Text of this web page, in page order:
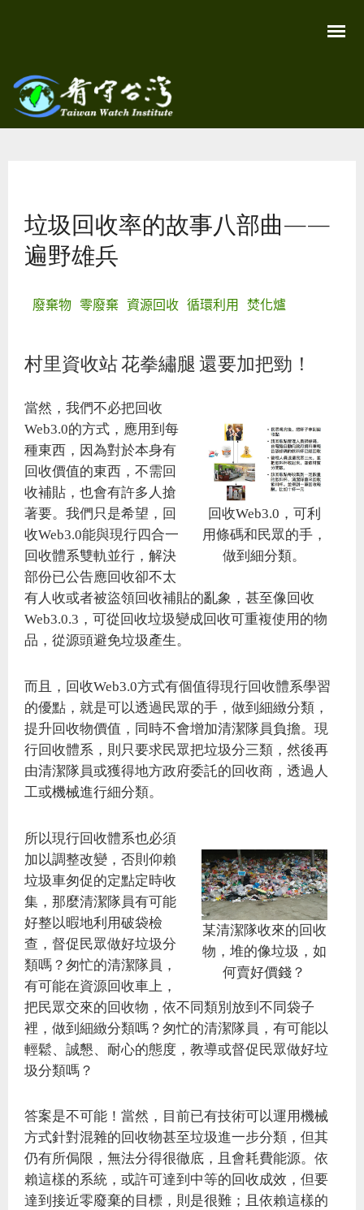
容
Watch
垃圾回收率的故事八部曲——
遍野雄兵
廢棄物 零廢棄 資源回收 循環利用 焚化爐
村里資收站 花拳繡腿 還要加把勁！
回收Web3.0，可利
用條碼和民眾的手，
做到細分類。
當然，我們不必把回收
Web3.0的方式，應用到每
種東西，因為對於本身有
回收價值的東西，不需回
收補貼，也會有許多人搶
著要。我們只是希望，回
收Web3.0能與現行四合一
回收體系雙軌並行，解決
部份已公告應回收卻不太
有人收或者被盜領回收補貼的亂象，甚至像回收
Web3.0.3，可從回收垃圾變成回收可重複使用的物
品，從源頭避免垃圾產生。
而且，回收Web3.0方式有個值得現行回收體系學習
的優點，就是可以透過民眾的手，做到細緻分類，
提升回收物價值，同時不會增加清潔隊員負擔。現
行回收體系，則只要求民眾把垃圾分三類，然後再
由清潔隊員或獲得地方政府委託的回收商，透過人
工或機械進行細分類。
某清潔隊收來的回收
物，堆的像垃圾，如
何賣好價錢？
所以現行回收體系也必須
加以調整改變，否則仰賴
垃圾車匆促的定點定時收
集，那麼清潔隊員有可能
好整以暇地利用破袋檢
查，督促民眾做好垃圾分
類嗎？匆忙的清潔隊員，
有可能在資源回收車上，
把民眾交來的回收物，依不同類別放到不同袋子
裡，做到細緻分類嗎？匆忙的清潔隊員，有可能以
輕鬆、誠懇、耐心的態度，教導或督促民眾做好垃
圾分類嗎？
答案是不可能！當然，目前已有技術可以運用機械
方式針對混雜的回收物甚至垃圾進一步分類，但其
仍有所侷限，無法分得很徹底，且會耗費能源。依
賴這樣的系統，或許可達到中等的回收成效，但要
達到接近零廢棄的目標，則是很難；且依賴這樣的